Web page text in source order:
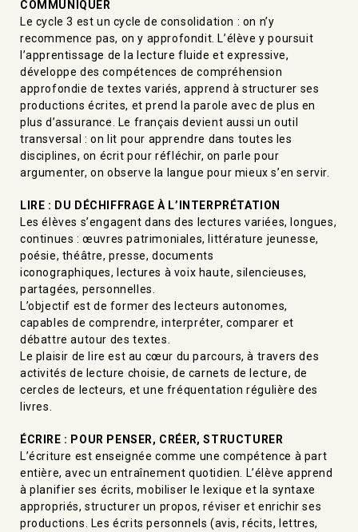
COMMUNIQUER
Le cycle 3 est un cycle de consolidation : on n’y
recommence pas, on y approfondit. L’élève y poursuit
l’apprentissage de la lecture fluide et expressive,
développe des compétences de compréhension
approfondie de textes variés, apprend à structurer ses
productions écrites, et prend la parole avec de plus en
plus d’assurance. Le français devient aussi un outil
transversal : on lit pour apprendre dans toutes les
disciplines, on écrit pour réfléchir, on parle pour
argumenter, on observe la langue pour mieux s’en servir.
LIRE : DU DÉCHIFFRAGE À L’INTERPRÉTATION
Les élèves s’engagent dans des lectures variées, longues,
continues : œuvres patrimoniales, littérature jeunesse,
poésie, théâtre, presse, documents
iconographiques, lectures à voix haute, silencieuses,
partagées, personnelles.
L’objectif est de former des lecteurs autonomes,
capables de comprendre, interpréter, comparer et
débattre autour des textes.
Le plaisir de lire est au cœur du parcours, à travers des
activités de lecture choisie, de carnets de lecture, de
cercles de lecteurs, et une fréquentation régulière des
livres.
ÉCRIRE : POUR PENSER, CRÉER, STRUCTURER
L’écriture est enseignée comme une compétence à part
entière, avec un entraînement quotidien. L’élève apprend
à planifier ses écrits, mobiliser le lexique et la syntaxe
appropriés, structurer un propos, réviser et enrichir ses
productions. Les écrits personnels (avis, récits, lettres,